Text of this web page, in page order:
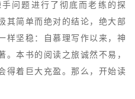
问题进行了彻底而老练的探
其简单而绝对的结论，绝大部
样坚稳：自慕理写作以来，神
。本书的阅读之旅诚然不易，
得着巨大充盈。那么，开始读